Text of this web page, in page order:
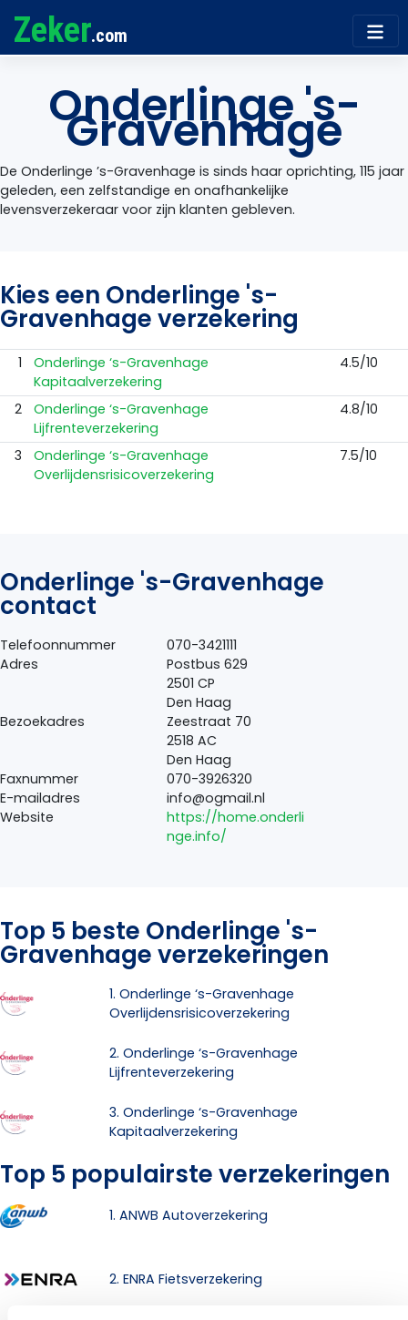
Zeker.com
Onderlinge 's-
Gravenhage
De Onderlinge ’s-Gravenhage is sinds haar oprichting, 115 jaar
geleden, een zelfstandige en onafhankelijke
levensverzekeraar voor zijn klanten gebleven.
Kies een Onderlinge 's-
Gravenhage verzekering
1
Onderlinge ‘s-Gravenhage
Kapitaalverzekering
4.5/10
2
Onderlinge ‘s-Gravenhage
Lijfrenteverzekering
4.8/10
3
Onderlinge ‘s-Gravenhage
Overlijdensrisicoverzekering
7.5/10
Onderlinge 's-Gravenhage
contact
Telefoonnummer
070-3421111
Adres
Postbus 629
2501 CP
Den Haag
Bezoekadres
Zeestraat 70
2518 AC
Den Haag
Faxnummer
070-3926320
E-mailadres
info@ogmail.nl
Website
https://home.onderli
nge.info/
Top 5 beste Onderlinge 's-
Gravenhage verzekeringen
1. Onderlinge ‘s-Gravenhage
Overlijdensrisicoverzekering
2. Onderlinge ‘s-Gravenhage
Lijfrenteverzekering
3. Onderlinge ‘s-Gravenhage
Kapitaalverzekering
Top 5 populairste verzekeringen
1. ANWB Autoverzekering
2. ENRA Fietsverzekering